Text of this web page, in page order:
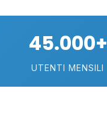
45.000+
UTENTI MENSILI